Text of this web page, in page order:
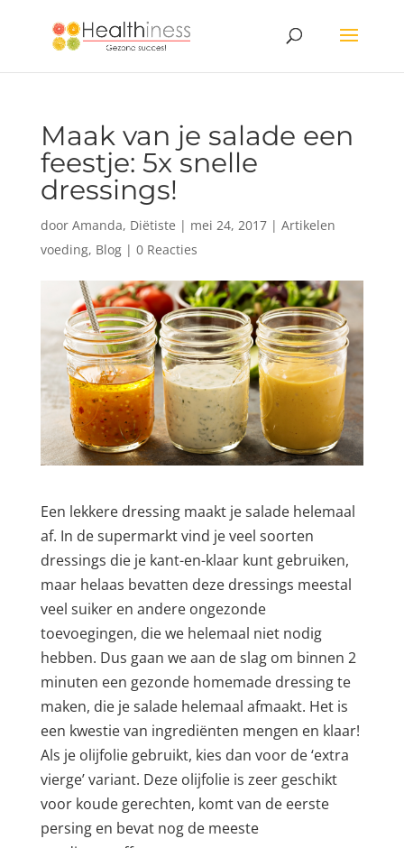
Maak van je salade een
feestje: 5x snelle
dressings!
door Amanda, Diëtiste | mei 24, 2017| Artikelen
voeding, Blog| 0 Reacties
Een lekkere dressing maakt je salade helemaal
af. In de supermarkt vind je veel soorten
dressings die je kant-en-klaar kunt gebruiken,
maar helaas bevatten deze dressings meestal
veel suiker en andere ongezonde
toevoegingen, die we helemaal niet nodig
hebben. Dus gaan we aan de slag om binnen 2
minuten een gezonde homemade dressing te
maken, die je salade helemaal afmaakt. Het is
een kwestie van ingrediënten mengen en klaar!
Als je olijfolie gebruikt, kies dan voor de ‘extra
vierge’ variant. Deze olijfolie is zeer geschikt
voor koude gerechten, komt van de eerste
persing en bevat nog de meeste